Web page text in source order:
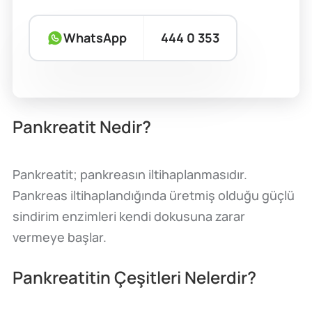
WhatsApp 444 0 353
Pankreatit Nedir?
Pankreatit; pankreasın iltihaplanmasıdır.
Pankreas iltihaplandığında üretmiş olduğu güçlü
sindirim enzimleri kendi dokusuna zarar
vermeye başlar.
Pankreatitin Çeşitleri Nelerdir?